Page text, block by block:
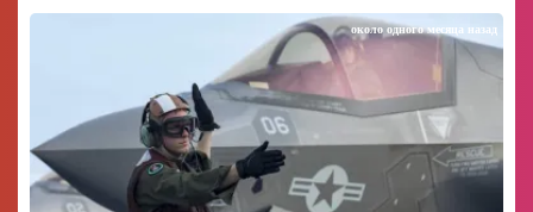
около одного месяца назад